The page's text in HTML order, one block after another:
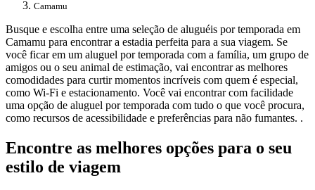
Camamu
Busque e escolha entre uma seleção de aluguéis por temporada em
Camamu para encontrar a estadia perfeita para a sua viagem. Se
você ficar em um aluguel por temporada com a família, um grupo de
amigos ou o seu animal de estimação, vai encontrar as melhores
comodidades para curtir momentos incríveis com quem é especial,
como Wi-Fi e estacionamento. Você vai encontrar com facilidade
uma opção de aluguel por temporada com tudo o que você procura,
como recursos de acessibilidade e preferências para não fumantes. .
Encontre as melhores opções para o seu
estilo de viagem